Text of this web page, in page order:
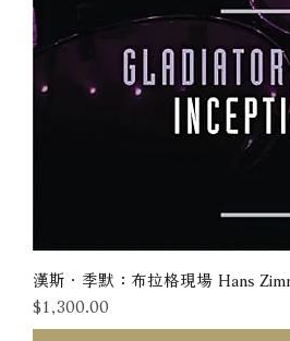
漢斯．季默：布拉格現場 Hans
價格
$1,300.00